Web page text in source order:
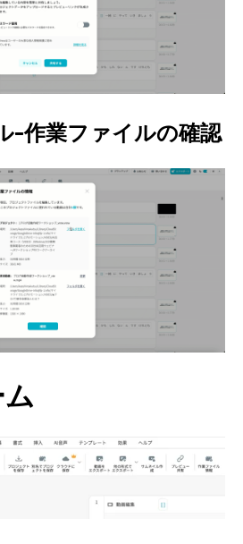
-作業ファイルの確認